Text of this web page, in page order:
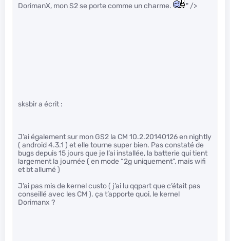
DorimanX, mon S2 se porte comme un charme.
" />
sksbir a écrit :
J’ai également sur mon GS2 la CM 10.2.20140126 en nightly
( android 4.3.1 ) et elle tourne super bien. Pas constaté de
bugs depuis 15 jours que je l’ai installée, la batterie qui tient
largement la journée ( en mode “2g uniquement”, mais wifi
et bt allumé )
J’ai pas mis de kernel custo ( j’ai lu qqpart que c’était pas
conseillé avec les CM ). ça t’apporte quoi, le kernel
Dorimanx ?